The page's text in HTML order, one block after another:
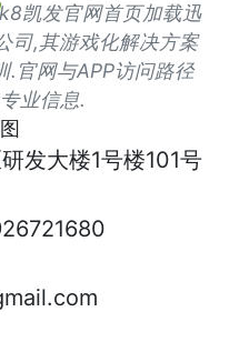
凯发官网首页加载迅
司,其游戏化解决方案
.官网与APP访问路径
业信息.
发大楼1号楼101号